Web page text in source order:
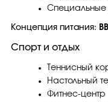
Специальные
Концепция питания: ВВ
Спорт и отдых
Теннисный
Настольный
Фитнес-центр